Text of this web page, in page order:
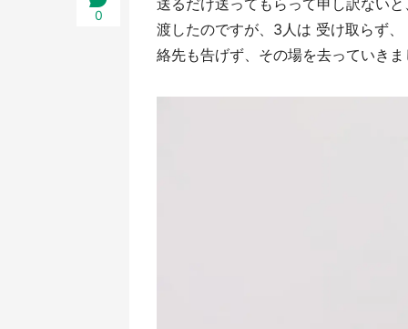
0
送るだけ送ってもらって申し訳ない
渡したのですが、3人は 受け取らず
絡先も告げず、その場を去っていき